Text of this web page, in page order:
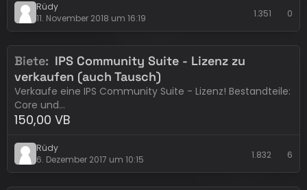
Rüdy
11. November 2018 um 16:19
1.351 0
Erledigt Invision Power Services
Biete
IPS Community Suite - Lizenz zu
verkaufen (auch Tausch)
Verkaufe eine IPS Community Suite - Lizenz! Bestandteile:
Core und…
150,00 VB
Rüdy
6. Dezember 2017 um 10:15
1.832 6